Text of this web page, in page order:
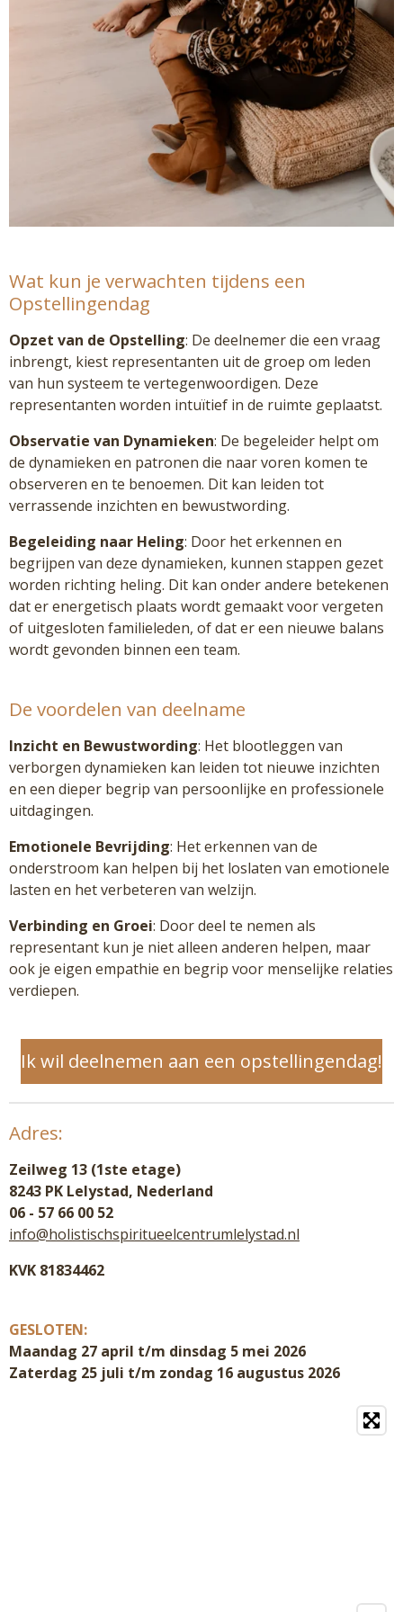
Wat kun je verwachten tijdens een
Opstellingendag
Opzet van de Opstelling: De deelnemer die een vraag
inbrengt, kiest representanten uit de groep om leden
van hun systeem te vertegenwoordigen. Deze
representanten worden intuïtief in de ruimte geplaatst.
Observatie van Dynamieken: De begeleider helpt om
de dynamieken en patronen die naar voren komen te
observeren en te benoemen. Dit kan leiden tot
verrassende inzichten en bewustwording.
Begeleiding naar Heling: Door het erkennen en
begrijpen van deze dynamieken, kunnen stappen gezet
worden richting heling. Dit kan onder andere betekenen
dat er energetisch plaats wordt gemaakt voor vergeten
of uitgesloten familieleden, of dat er een nieuwe balans
wordt gevonden binnen een team.
De voordelen van deelname
Inzicht en Bewustwording: Het blootleggen van
verborgen dynamieken kan leiden tot nieuwe inzichten
en een dieper begrip van persoonlijke en professionele
uitdagingen.
Emotionele Bevrijding: Het erkennen van de
onderstroom kan helpen bij het loslaten van emotionele
lasten en het verbeteren van welzijn.
Verbinding en Groei: Door deel te nemen als
representant kun je niet alleen anderen helpen, maar
ook je eigen empathie en begrip voor menselijke relaties
verdiepen.
Ik wil deelnemen aan een opstellingendag!
Adres:
Zeilweg 13 (1ste etage)
8243 PK Lelystad, Nederland
06 - 57 66 00 52
info@holistischspiritueelcentrumlelystad.nl
KVK 81834462
GESLOTEN:
Maandag 27 april t/m dinsdag 5 mei 2026
Zaterdag 25 juli t/m zondag 16 augustus 2026